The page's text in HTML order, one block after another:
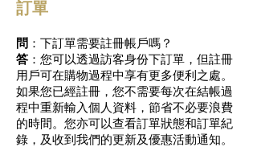
訂單
問 ：下訂單需要註冊帳戶嗎？
答 ：您可以透過訪客身份下訂單，但註冊
用戶可在購物過程中享有更多便利之處。
如果您已經註冊，您不需要每次在結帳過
程中重新輸入個人資料，節省不必要浪費
的時間。您亦可以查看訂單狀態和訂單紀
錄，及收到我們的更新及優惠活動通知。